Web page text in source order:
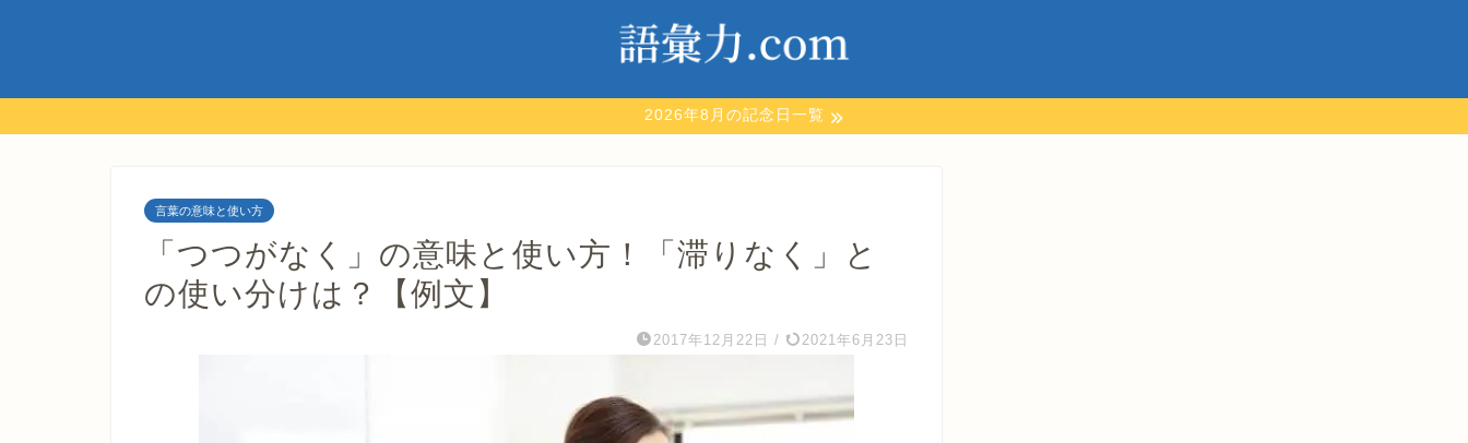
2026年8月の記念日一覧
言葉の意味と使い方
「つつがなく」の意味と使い方！「滞りなく」と
の使い分けは？【例文】
2017年12月22日 / 2021年6月23日